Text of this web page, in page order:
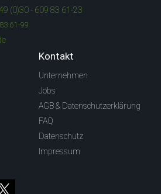
(0)30 - 609 83 61-23
61-99
Kontakt
Unternehmen
Jobs
AGB & Datenschutzerklärung
FAQ
Datenschutz
Impressum